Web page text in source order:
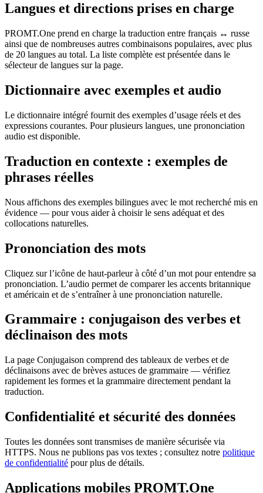
Langues et directions prises en charge
PROMT.One prend en charge la traduction entre français ↔ russe
ainsi que de nombreuses autres combinaisons populaires, avec plus
de 20 langues au total. La liste complète est présentée dans le
sélecteur de langues sur la page.
Dictionnaire avec exemples et audio
Le dictionnaire intégré fournit des exemples d’usage réels et des
expressions courantes. Pour plusieurs langues, une prononciation
audio est disponible.
Traduction en contexte : exemples de
phrases réelles
Nous affichons des exemples bilingues avec le mot recherché mis en
évidence — pour vous aider à choisir le sens adéquat et des
collocations naturelles.
Prononciation des mots
Cliquez sur l’icône de haut-parleur à côté d’un mot pour entendre sa
prononciation. L’audio permet de comparer les accents britannique
et américain et de s’entraîner à une prononciation naturelle.
Grammaire : conjugaison des verbes et
déclinaison des mots
La page Conjugaison comprend des tableaux de verbes et de
déclinaisons avec de brèves astuces de grammaire — vérifiez
rapidement les formes et la grammaire directement pendant la
traduction.
Confidentialité et sécurité des données
Toutes les données sont transmises de manière sécurisée via
HTTPS. Nous ne publions pas vos textes ; consultez notre politique
de confidentialité pour plus de détails.
Applications mobiles PROMT.One